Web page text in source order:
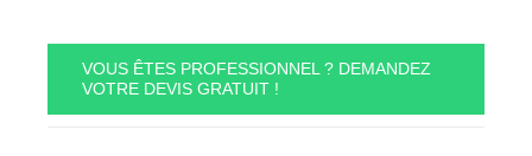
VOUS ÊTES PROFESSIONNEL ? DEMANDEZ
VOTRE DEVIS GRATUIT !